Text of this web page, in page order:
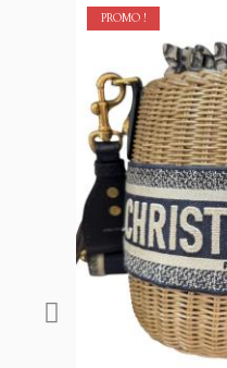
PROMO !